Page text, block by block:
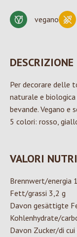
vegano
DESCRIZIONE
Per decorare delle
naturale e
bevande. Vegano e
5 colori: rosso,
VALORI
Brennwert/energia
Fett/grassi 3,2 g
Davon gesättigte
Kohlenhydrate/
Davon Zucker/di